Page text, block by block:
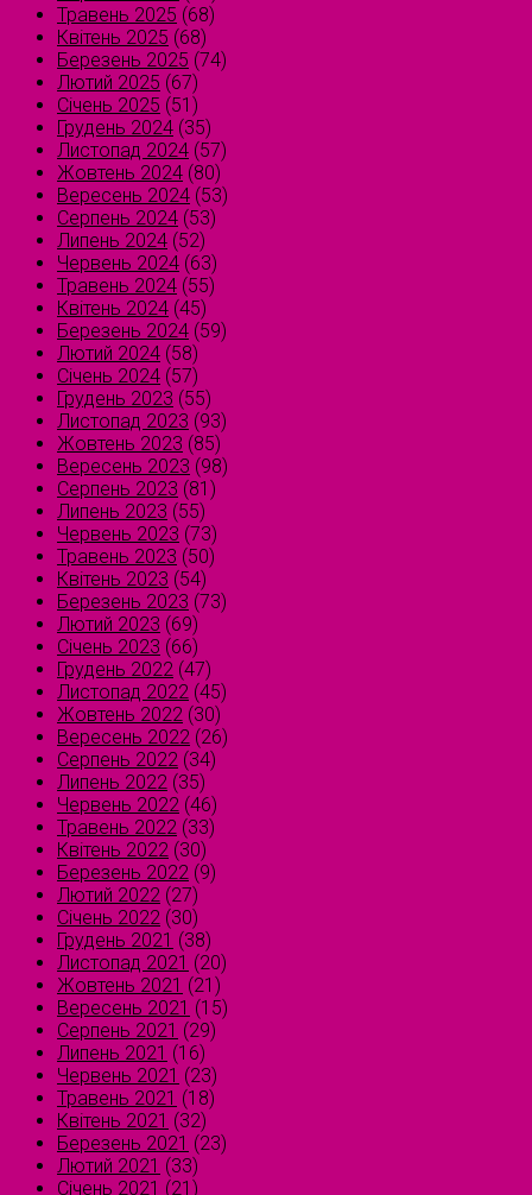
Травень 2025 (68)
Квітень 2025 (68)
Березень 2025 (74)
Лютий 2025 (67)
Січень 2025 (51)
Грудень 2024 (35)
Листопад 2024 (57)
Жовтень 2024 (80)
Вересень 2024 (53)
Серпень 2024 (53)
Липень 2024 (52)
Червень 2024 (63)
Травень 2024 (55)
Квітень 2024 (45)
Березень 2024 (59)
Лютий 2024 (58)
Січень 2024 (57)
Грудень 2023 (55)
Листопад 2023 (93)
Жовтень 2023 (85)
Вересень 2023 (98)
Серпень 2023 (81)
Липень 2023 (55)
Червень 2023 (73)
Травень 2023 (50)
Квітень 2023 (54)
Березень 2023 (73)
Лютий 2023 (69)
Січень 2023 (66)
Грудень 2022 (47)
Листопад 2022 (45)
Жовтень 2022 (30)
Вересень 2022 (26)
Серпень 2022 (34)
Липень 2022 (35)
Червень 2022 (46)
Травень 2022 (33)
Квітень 2022 (30)
Березень 2022 (9)
Лютий 2022 (27)
Січень 2022 (30)
Грудень 2021 (38)
Листопад 2021 (20)
Жовтень 2021 (21)
Вересень 2021 (15)
Серпень 2021 (29)
Липень 2021 (16)
Червень 2021 (23)
Травень 2021 (18)
Квітень 2021 (32)
Березень 2021 (23)
Лютий 2021 (33)
Січень 2021 (21)